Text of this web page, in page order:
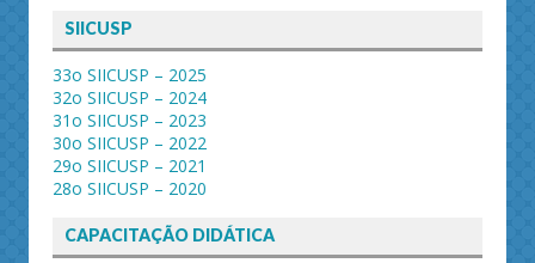
SIICUSP
33o SIICUSP – 2025
32o SIICUSP – 2024
31o SIICUSP – 2023
30o SIICUSP – 2022
29o SIICUSP – 2021
28o SIICUSP – 2020
CAPACITAÇÃO DIDÁTICA